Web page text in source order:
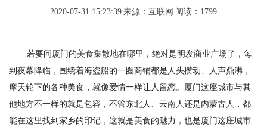
2020-07-31 15:23:39 来源：互联网 阅读：1799
若要问厦门的美食集散地在哪里，绝对是明发商业广场了，每
到夜幕降临，围绕着海盗船的一圈商铺都是人头攒动、人声鼎沸，
摩天轮下的各种美食，就像爱情一样让人留恋。厦门这座城市与其
他地方不一样的就是包容，不管东北人、云南人还是内蒙古人，都
能在这里找到家乡的印记，这就是美食的魅力，也是厦门这座城市